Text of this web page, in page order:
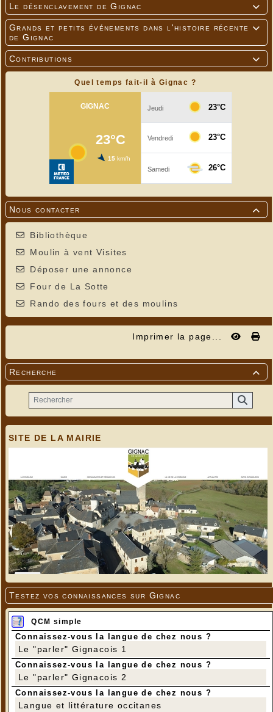

Le désenclavement de Gignac

Grands et petits événements dans l'histoire récente
de Gignac

Contributions
Quel temps fait-il à Gignac ?

Nous contacter
Bibliothèque
Moulin à vent Visites
Déposer une annonce
Four de La Sotte
Rando des fours et des moulins
Imprimer la page...

Recherche
SITE DE LA MAIRIE
Testez vos connaissances sur Gignac
QCM simple
Connaissez-vous la langue de chez nous ?
Le "parler" Gignacois 1
Connaissez-vous la langue de chez nous ?
Le "parler" Gignacois 2
Connaissez-vous la langue de chez nous ?
Langue et littérature occitanes